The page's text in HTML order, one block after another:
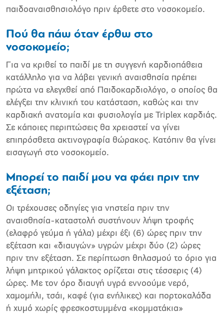
παιδοαναισθησιολόγο πριν έρθετε στο νοσοκομείο.
Πού θα πάω όταν έρθω στο
νοσοκομείο;
Για να κριθεί το παιδί με τη συγγενή καρδιοπάθεια
κατάλληλο για να λάβει γενική αναισθησία πρέπει
πρώτα να ελεγχθεί από Παιδοκαρδιολόγο, ο οποίος θα
ελέγξει την κλινική του κατάσταση, καθώς και την
καρδιακή ανατομία και φυσιολογία με Triplex καρδιάς.
Σε κάποιες περιπτώσεις θα χρειαστεί να γίνει
επιπρόσθετα ακτινογραφία θώρακος. Κατόπιν θα γίνει
εισαγωγή στο νοσοκομείο.
Μπορεί το παιδί μου να φάει πριν την
εξέταση;
Οι τρέχουσες οδηγίες για νηστεία πριν την
αναισθησία-καταστολή συστήνουν λήψη τροφής
(ελαφρό γεύμα ή γάλα) μέχρι έξι (6) ώρες πριν την
εξέταση και «διαυγών» υγρών μέχρι δύο (2) ώρες
πριν την εξέταση. Σε περίπτωση θηλασμού το όριο για
λήψη μητρικού γάλακτος ορίζεται στις τέσσερις (4)
ώρες. Με τον όρο διαυγή υγρά εννοούμε νερό,
χαμομήλι, τσάι, καφέ (για ενήλικες) και πορτοκαλάδα
ή χυμό χωρίς φρεσκοστυμμένα «κομματάκια»